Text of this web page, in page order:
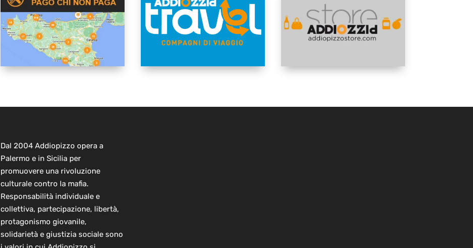
Dal 2004 Addiopizzo opera a
Palermo e in Sicilia per
promuovere una rivoluzione
culturale contro la mafia.
Responsabilità individuale e
collettiva, partecipazione, libertà,
protagonismo giovanile,
solidarietà e giustizia sociale sono